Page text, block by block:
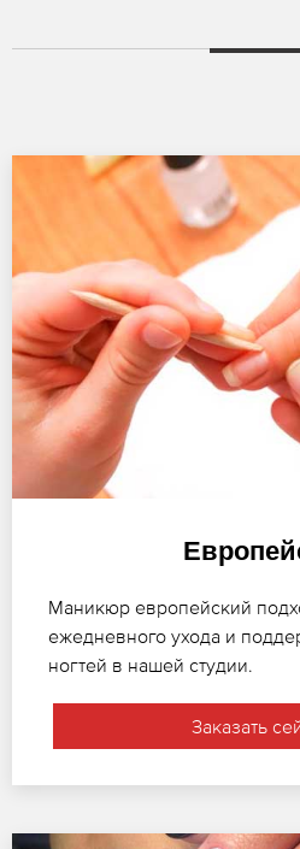
Маникюр европейский
ежедневного ухода и
ногтей в нашей студии.
Заказать